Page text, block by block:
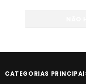
CATEGORIAS